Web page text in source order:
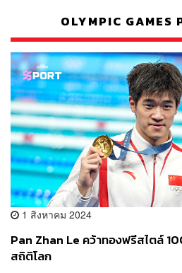
OLYMPIC GAMES
1 สิงหาคม 2024
Pan Zhan Le คว้าทองฟรีสไตล์
สถิติโลก